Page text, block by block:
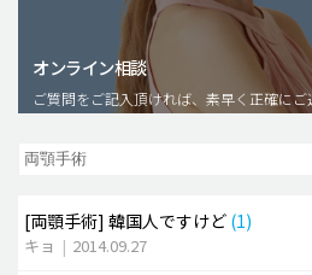
脂肪注入(アンチエイジング)
豊胸手術・バストアップ
メンズ整形
idリアルストーリー
オンライン相談
ご質問をご記入頂ければ、素早く正確にご
[両顎手術] 韓国人ですけど (1)
キョ | 2014.09.27